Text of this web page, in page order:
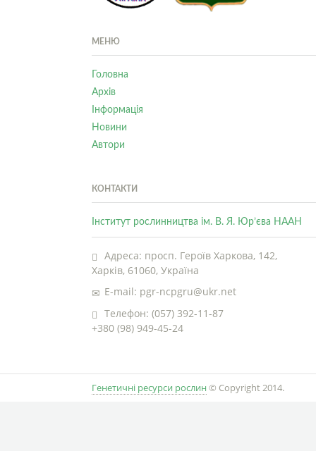
МЕНЮ
Головна
Архів
Інформація
Новини
Автори
КОНТАКТИ
Інститут рослинництва ім. В. Я. Юр’єва НААН
Адреса: просп. Героїв Харкова, 142,
Харків, 61060, Україна
E-mail: pgr-ncpgru@ukr.net
Телефон: (057) 392-11-87
+380 (98) 949-45-24
Генетичні ресурси рослин © Copyright 2014.